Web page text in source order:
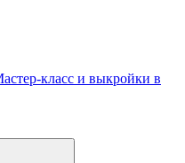
класс и выкройки в